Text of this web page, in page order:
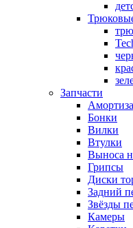
Запчасти
Бонки
Вилки
Втулки
Выноса
Грипсы
Диски
Задний
Звёзды
Камеры